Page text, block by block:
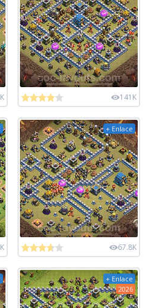
141K
+ Enlace
67.8K
+ Enlace
2026